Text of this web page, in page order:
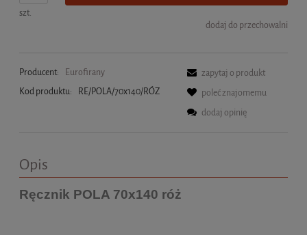
szt.
dodaj do przechowalni
Producent:
Eurofirany
Kod produktu:
RE/POLA/70x140/RÓZ
zapytaj o produkt
poleć znajomemu
dodaj opinię
Opis
Ręcznik POLA 70x140 róż